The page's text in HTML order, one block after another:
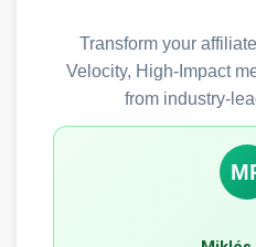
Transform your
Velocity, High-Impact
from industry-